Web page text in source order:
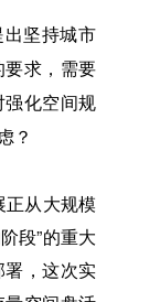
出坚持城市
要求，需要
强化空间规
？
正从大规模
段”的重大
，这次实